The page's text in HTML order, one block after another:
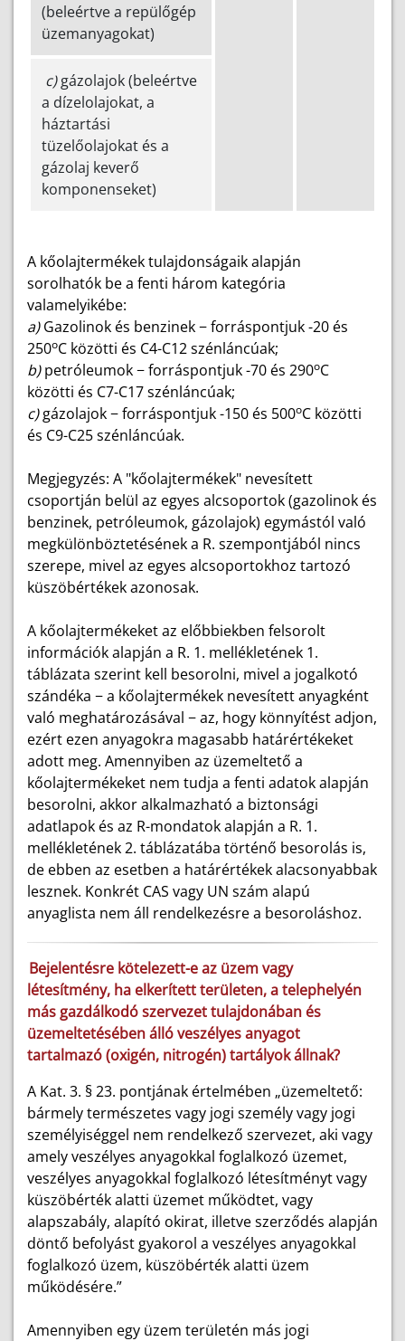
(beleértve a repülőgép
üzemanyagokat)
c)gázolajok (beleértve
a dízelolajokat, a
háztartási
tüzelőolajokat és a
gázolaj keverő
komponenseket)
A kőolajtermékek tulajdonságaik alapján
sorolhatók be a fenti három kategória
valamelyikébe:
a)Gazolinok és benzinek − forráspontjuk -20 és
250oC közötti és C4-C12 szénláncúak;
b)petróleumok − forráspontjuk -70 és 290oC
közötti és C7-C17 szénláncúak;
c)gázolajok − forráspontjuk -150 és 500oC közötti
és C9-C25 szénláncúak.
Megjegyzés: A "kőolajtermékek" nevesített
csoportján belül az egyes alcsoportok (gazolinok és
benzinek, petróleumok, gázolajok) egymástól való
megkülönböztetésének a R. szempontjából nincs
szerepe, mivel az egyes alcsoportokhoz tartozó
küszöbértékek azonosak.
A kőolajtermékeket az előbbiekben felsorolt
információk alapján a R. 1. mellékletének 1.
táblázata szerint kell besorolni, mivel a jogalkotó
szándéka − a kőolajtermékek nevesített anyagként
való meghatározásával − az, hogy könnyítést adjon,
ezért ezen anyagokra magasabb határértékeket
adott meg. Amennyiben az üzemeltető a
kőolajtermékeket nem tudja a fenti adatok alapján
besorolni, akkor alkalmazható a biztonsági
adatlapok és az R-mondatok alapján a R. 1.
mellékletének 2. táblázatába történő besorolás is,
de ebben az esetben a határértékek alacsonyabbak
lesznek. Konkrét CAS vagy UN szám alapú
anyaglista nem áll rendelkezésre a besoroláshoz.
Bejelentésre kötelezett-e az üzem vagy
létesítmény, ha elkerített területen, a telephelyén
más gazdálkodó szervezet tulajdonában és
üzemeltetésében álló veszélyes anyagot
tartalmazó (oxigén, nitrogén) tartályok állnak?
A Kat. 3. § 23. pontjának értelmében „üzemeltető:
bármely természetes vagy jogi személy vagy jogi
személyiséggel nem rendelkező szervezet, aki vagy
amely veszélyes anyagokkal foglalkozó üzemet,
veszélyes anyagokkal foglalkozó létesítményt vagy
küszöbérték alatti üzemet működtet, vagy
alapszabály, alapító okirat, illetve szerződés alapján
döntő befolyást gyakorol a veszélyes anyagokkal
foglalkozó üzem, küszöbérték alatti üzem
működésére.”
Amennyiben egy üzem területén más jogi